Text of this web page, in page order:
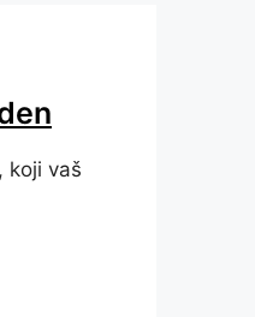
koji vaš